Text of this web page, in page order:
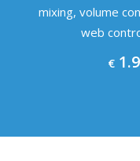
mixing, volume
web
€